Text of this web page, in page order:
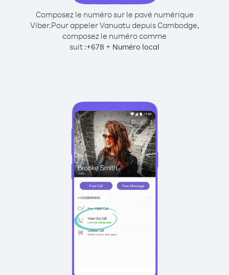
Composez le numéro sur le pavé numérique
Viber.Pour appeler Vanuatu depuis Cambodge,
composez le numéro comme
suit :+678 + Numéro local